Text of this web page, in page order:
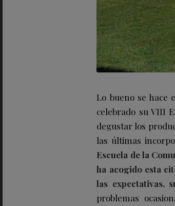
Lo bueno se hace
celebrado su VIII
degustar los
las últimas
Escuela de la
ha acogido esta
las expectativas,
problemas